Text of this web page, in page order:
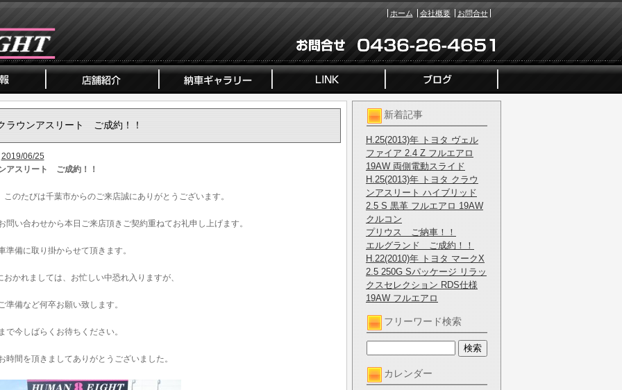
ホーム 会社概要 お問合せ
新着記事
H.25(2013)年 トヨタ ヴェル
ファイア 2.4 Z フルエアロ
19AW 両側電動スライド
H.25(2013)年 トヨタ クラウ
ンアスリート ハイブリッド
2.5 S 黒革 フルエアロ 19AW
クルコン
プリウス ご納車！！
エルグランド ご成約！！
H.22(2010)年 トヨタ マークX
2.5 250G Sパッケージ リラッ
クスセレクション RDS仕様
19AW フルエアロ
フリーワード検索
カレンダー
ラウンアスリート ご成約！！
2019/06/25
アスリート ご成約！！
このたびは千葉市からのご来店誠にありがとうございます。
問い合わせから本日ご来店頂きご契約重ねてお礼申し上げます。
準備に取り掛からせて頂きます。
おかれましては、お忙しい中恐れ入りますが、
準備など何卒お願い致します。
で今しばらくお待ちください。
時間を頂きましてありがとうございました。